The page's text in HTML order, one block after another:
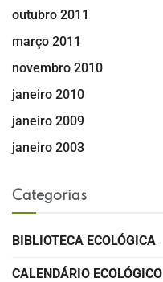
outubro 2011
março 2011
novembro 2010
janeiro 2010
janeiro 2009
janeiro 2003
Categorias
BIBLIOTECA ECOLÓGICA
CALENDÁRIO ECOLÓGICO